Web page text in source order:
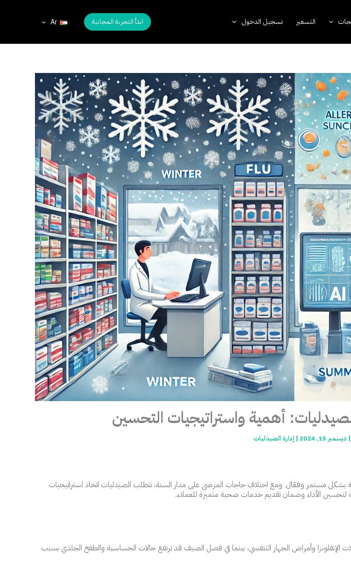
التسعير تسجيل الدخول ابدأ التجربة المجانية Ar
أهمية واستراتيجيات التحسين
| ديسمبر 15, 2024 | إدارة الصيدليات
بشكل مستمر وفعّال. ومع اختلاف حاجات المرضى على مدار السنة، تتطلب الصيدليات اتخاذ استراتيجيات
لتحسين الأداء وضمان تقديم خدمات صحية متميزة للعملاء.
الإنفلونزا وأمراض الجهاز التنفسي، بينما في فصل الصيف قد ترتفع حالات الحساسية والطفح الجلدي بسبب